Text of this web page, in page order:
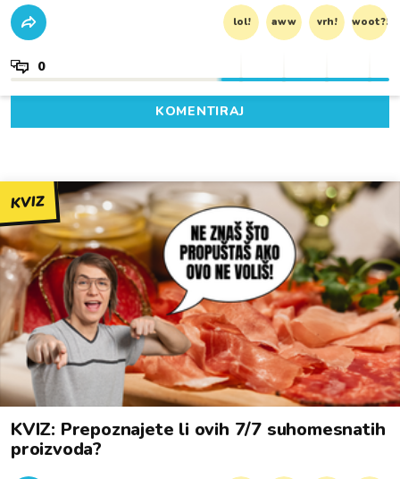
lol! aww vrh! woot?!
0
KOMENTIRAJ
KVIZ
KVIZ: Prepoznajete li ovih 7/7 suhomesnatih
proizvoda?